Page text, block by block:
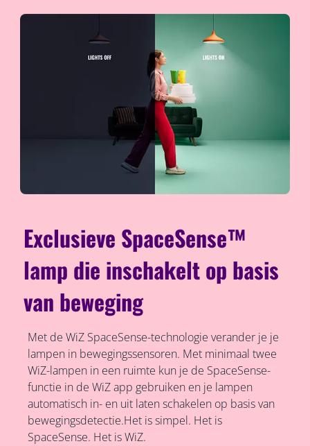
Exclusieve SpaceSense™
lamp die inschakelt op basis
van beweging
Met de WiZ SpaceSense-technologie verander je je
lampen in bewegingssensoren. Met minimaal twee
WiZ-lampen in een ruimte kun je de SpaceSense-
functie in de WiZ app gebruiken en je lampen
automatisch in- en uit laten schakelen op basis van
bewegingsdetectie.Het is simpel. Het is
SpaceSense. Het is WiZ.